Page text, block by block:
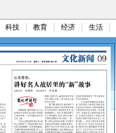
科技 教育 经济 生活